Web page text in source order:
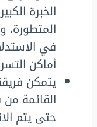
الخبرة
المتطورة،
في
أماكن
يتمكن
القائمة
حتى يتم